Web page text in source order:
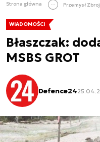
Strona główna Przemysł
WIADOMOŚCI
Błaszczak:
MSBS GROT
Defence24